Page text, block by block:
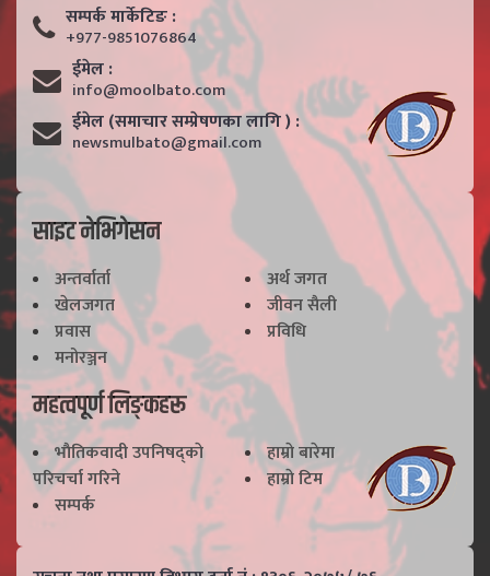
सम्पर्क मार्केटिङ :
+977-9851076864
ईमेल :
info@moolbato.com
ईमेल (समाचार सम्प्रेषणका लागि ) :
newsmulbato@gmail.com
साइट नेभिगेसन
अन्तर्वार्ता
अर्थ जगत
खेलजगत
जीवन सैली
प्रवास
प्रविधि
मनोरञ्जन
महत्वपूर्ण लिङ्कहरू
भाैतिकवादी उपनिषद्काे
परिचर्चा गरिने
हाम्राे बारेमा
हाम्राे टिम
सम्पर्क